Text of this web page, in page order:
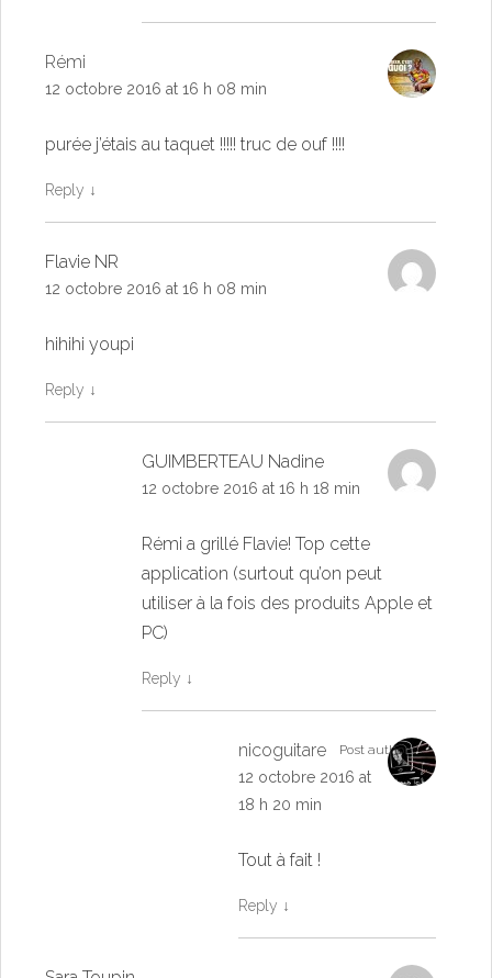
Rémi
12 octobre 2016 at 16 h 08 min
purée j’étais au taquet !!!!! truc de ouf !!!!
Reply ↓
Flavie NR
12 octobre 2016 at 16 h 08 min
hihihi youpi
Reply ↓
GUIMBERTEAU Nadine
12 octobre 2016 at 16 h 18 min
Rémi a grillé Flavie! Top cette
application (surtout qu’on peut
utiliser à la fois des produits Apple et
PC)
Reply ↓
nicoguitare Post author
12 octobre 2016 at
18 h 20 min
Tout à fait !
Reply ↓